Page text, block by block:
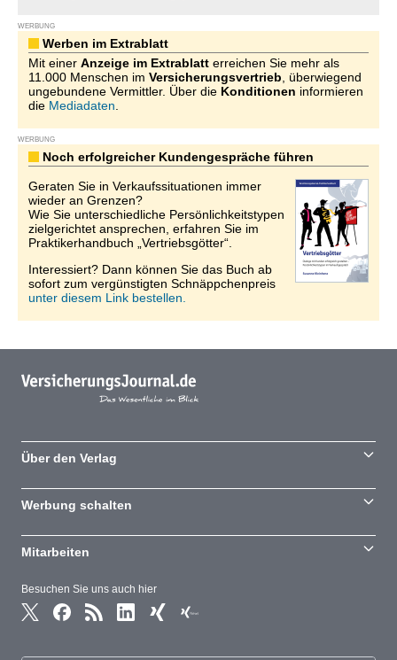
WERBUNG
Werben im Extrablatt
Mit einer Anzeige im Extrablatt erreichen Sie mehr als
11.000 Menschen im Versicherungsvertrieb , überwiegend
ungebundene Vermittler. Über die Konditionen informieren
die Mediadaten
WERBUNG
Noch erfolgreicher Kundengespräche führen
Geraten Sie in Verkaufssituationen immer
wieder an Grenzen?
Wie Sie unterschiedliche Persönlichkeitstypen
zielgerichtet ansprechen, erfahren Sie im
Praktikerhandbuch „Vertriebsgötter“.
Interessiert? Dann können Sie das Buch ab
sofort zum vergünstigten Schnäppchenpreis
unter diesem Link bestellen.
Besuchen Sie uns auch hier
Über den Verlag
Werbung schalten
Mitarbeiten